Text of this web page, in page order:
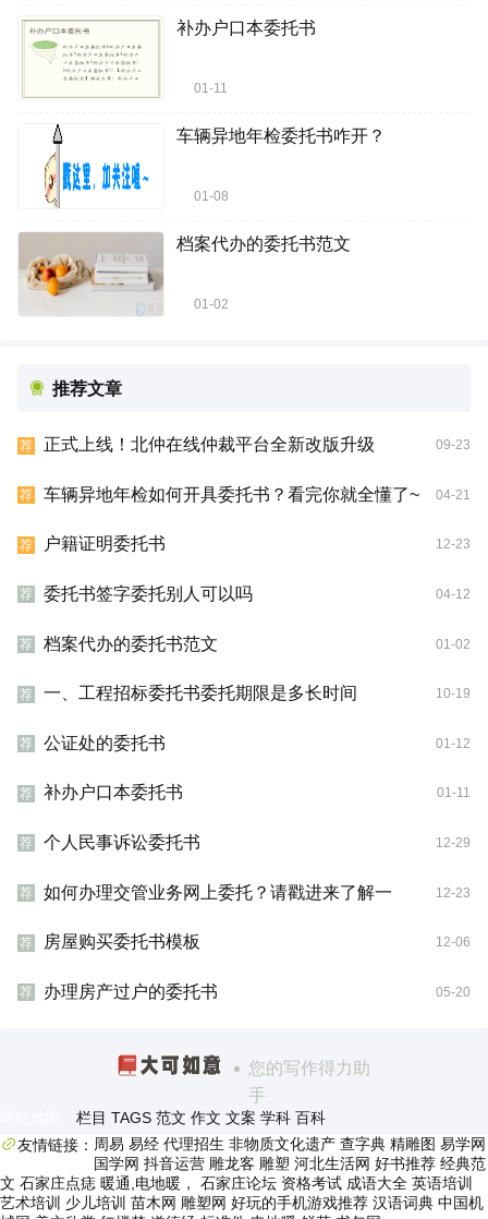
补办户口本委托书
01-11
车辆异地年检委托书咋开？
01-08
档案代办的委托书范文
01-02
推荐文章
荐 正式上线！北仲在线仲裁平台全新改版升级 09-23
荐 车辆异地年检如何开具委托书？看完你就全懂了~ 04-21
荐 户籍证明委托书 12-23
荐 委托书签字委托别人可以吗 04-12
荐 档案代办的委托书范文 01-02
荐 一、工程招标委托书委托期限是多长时间 10-19
荐 公证处的委托书 01-12
荐 补办户口本委托书 01-11
荐 个人民事诉讼委托书 12-29
荐 如何办理交管业务网上委托？请戳进来了解一 12-23
荐 房屋购买委托书模板 12-06
荐 办理房产过户的委托书 05-20
您的写作得力助
手
栏目 TAGS 范文 作文 文案 学科 百科
友情链接： 周易 易经 代理招生 非物质文化遗产 查字典 精雕图 易学网
国学网 抖音运营 雕龙客 雕塑 河北生活网 好书推荐 经典范
文 石家庄点痣 暖通,电地暖， 石家庄论坛 资格考试 成语大全 英语培训
艺术培训 少儿培训 苗木网 雕塑网 好玩的手机游戏推荐 汉语词典 中国机